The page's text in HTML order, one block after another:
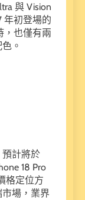
與 Vision
年初登場的
，也僅有兩
。
計將於
18 Pro
格定位方
場，業界